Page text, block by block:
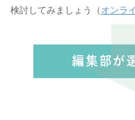
検討してみましょう（ オンラ